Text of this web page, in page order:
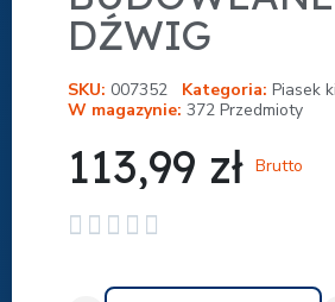
DŹWIG
SKU 007352 Kategoria Piasek
W magazynie 372 Przedmioty
113,99 zł Brutto
    